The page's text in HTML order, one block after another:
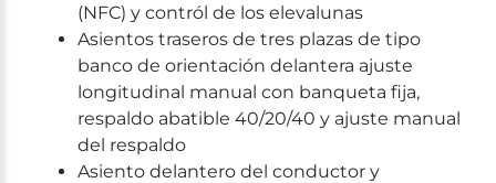
(NFC) y contról de los elevalunas
Asientos traseros de tres plazas de tipo
banco de orientación delantera ajuste
longitudinal manual con banqueta fija,
respaldo abatible 40/20/40 y ajuste manual
del respaldo
Asiento delantero del conductor y